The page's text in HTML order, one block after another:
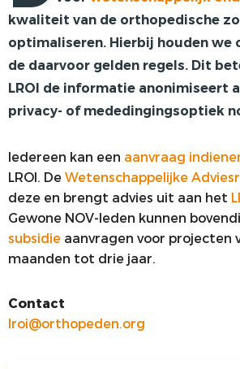
PRIVACY
kwaliteit van de orthopedische
optimaliseren. Hierbij houden we
de daarvoor gelden regels. Dit
LROI de informatie anonimiseert
privacy- of mededingingsoptiek
Iedereen kan een aanvraag
LROI. DeWetenschappelijke
deze en brengt advies uit aan het
Gewone NOV-leden kunnen
subsidie aanvragen voor projecten
maanden tot drie jaar.
Contact
lroi@orthopeden.org